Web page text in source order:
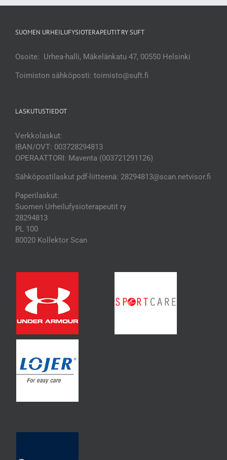
SUOMEN URHEILUFYSIOTERAPEUTIT RY SUFT
Osoite: Urhea-halli, Mäkelänkatu 47, 00550 Helsinki
Toimiston sähköposti: toimisto@suft.fi
LASKUTUSTIEDOT
Verkkolaskut:
IBAN/OVT: 003728294813
OPERAATTORI: Maventa (003721291126)
Sähköpostilaskut pdf-liitteenä: 28294813@scan.netvisor.fi
Paperilaskut:
Suomen Urheilufysioterapeutit ry
28294813
PL 100
80020 Kollektor Scan